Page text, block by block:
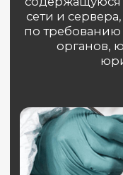
Записаться
на консультацию